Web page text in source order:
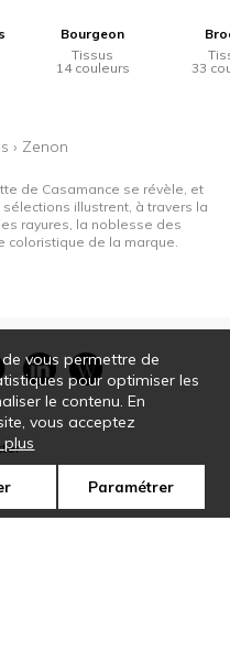
Bourgeon
14 couleurs
33
illustrent, à travers la
de la marque.
vous permettre de
pour optimiser les
le contenu. En
vous acceptez
plus
Paramétrer